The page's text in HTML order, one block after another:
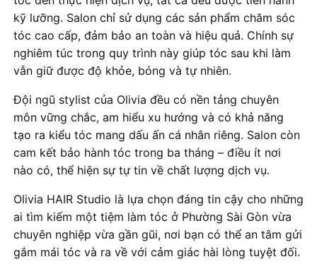
kỹ lưỡng. Salon chỉ sử dụng các sản phẩm chăm sóc
tóc cao cấp, đảm bảo an toàn và hiệu quả. Chính sự
nghiêm túc trong quy trình này giúp tóc sau khi làm
vẫn giữ được độ khỏe, bóng và tự nhiên.
Đội ngũ stylist của Olivia đều có nền tảng chuyên
môn vững chắc, am hiểu xu hướng và có khả năng
tạo ra kiểu tóc mang dấu ấn cá nhân riêng. Salon còn
cam kết bảo hành tóc trong ba tháng – điều ít nơi
nào có, thể hiện sự tự tin về chất lượng dịch vụ.
Olivia HAIR Studio là lựa chọn đáng tin cậy cho những
ai tìm kiếm một tiệm làm tóc ở Phường Sài Gòn vừa
chuyên nghiệp vừa gần gũi, nơi bạn có thể an tâm gửi
gắm mái tóc và ra về với cảm giác hài lòng tuyệt đối.